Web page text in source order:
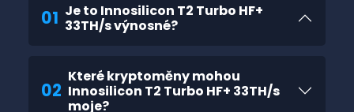
01 Je to Innosilicon T2 Turbo HF+
33TH/s výnosné?
02
Které kryptoměny mohou
Innosilicon T2 Turbo HF+ 33TH/s
moje?